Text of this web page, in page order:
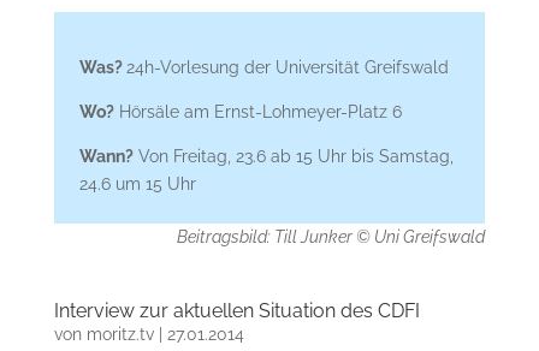
Was?24h-Vorlesung der Universität Greifswald
Wo?Hörsäle am Ernst-Lohmeyer-Platz 6
Wann?Von Freitag, 23.6 ab 15 Uhr bis Samstag,
24.6 um 15 Uhr
Beitragsbild: Till Junker © Uni Greifswald
Interview zur aktuellen Situation des CDFI
von moritz.tv| 27.01.2014